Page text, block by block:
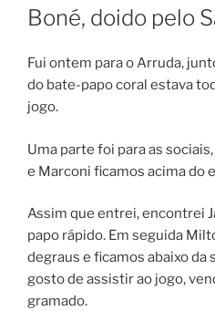
EM
Boné, doido pelo
Fui ontem para o Arruda,
do bate-papo coral estava
jogo.
Uma parte foi para as
e Marconi ficamos acima do
Assim que entrei, encontrei
papo rápido. Em seguida
degraus e ficamos abaixo da
gosto de assistir ao jogo,
gramado.